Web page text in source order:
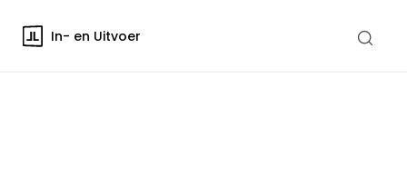
In- en Uitvoer